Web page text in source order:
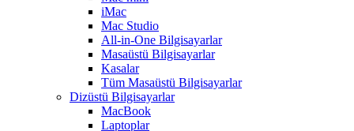
iMac
Mac Studio
All-in-One Bilgisayarlar
Masaüstü Bilgisayarlar
Kasalar
Tüm Masaüstü Bilgisayarlar
Dizüstü Bilgisayarlar
MacBook
Laptoplar